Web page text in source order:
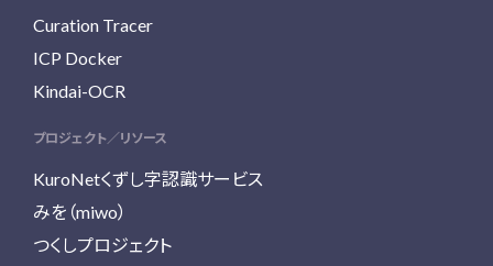
Curation Tracer
ICP Docker
Kindai-OCR
プロジェクト／リソース
KuroNetくずし字認識サービス
みを（miwo）
つくしプロジェクト